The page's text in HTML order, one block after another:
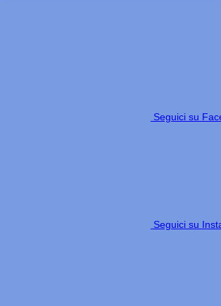
Seguici su
Seguici su